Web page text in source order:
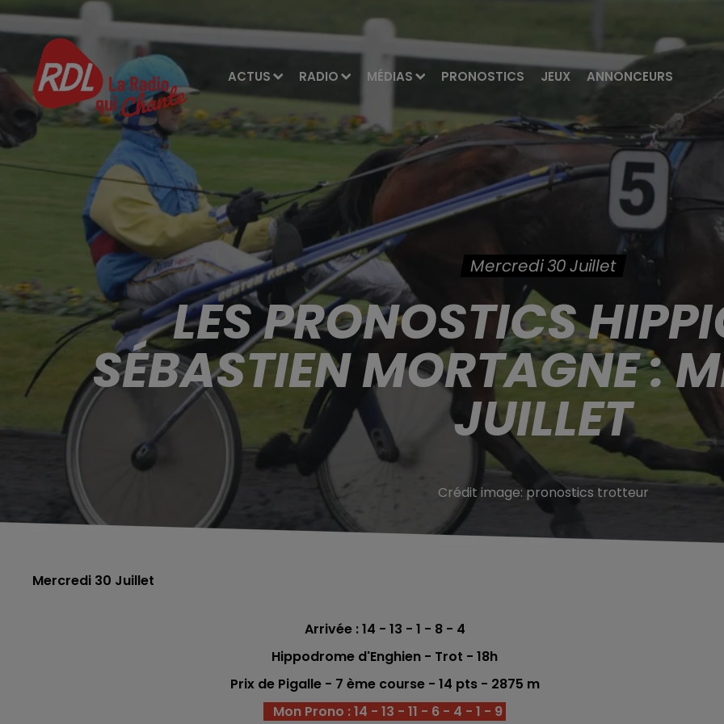
ACTUS RADIO MÉDIAS PRONOSTICS JEUX ANNONCEURS
Mercredi 30 Juillet
LES PRONOSTICS
SÉBASTIEN MORTAGNE :
JUILLET
Crédit image: pronostics trotteur
Mercredi 30 Juillet
Arrivée : 14 - 13 - 1 - 8 - 4
Hippodrome d'Enghien - Trot - 18h
Prix de Pigalle - 7 èmecourse - 14 pts - 2875 m
Mon Prono : 14 - 13 - 11 - 6 - 4 - 1 - 9